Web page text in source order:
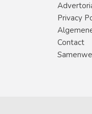
Privacy
Contact